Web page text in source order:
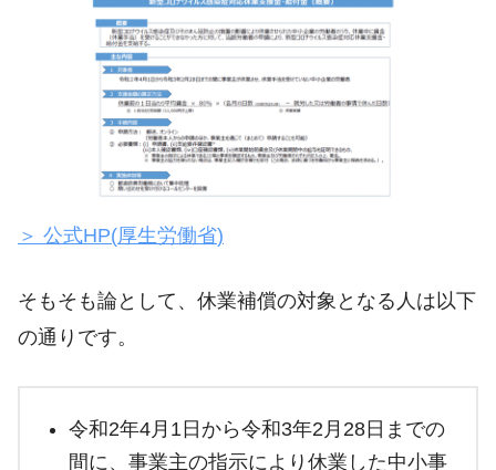
＞ 公式HP(厚生労働省)
そもそも論として、休業補償の対象となる人は以下
の通りです。
令和2年4⽉1⽇から令和3年2⽉28日までの
間に、事業主の指示により休業した中小事